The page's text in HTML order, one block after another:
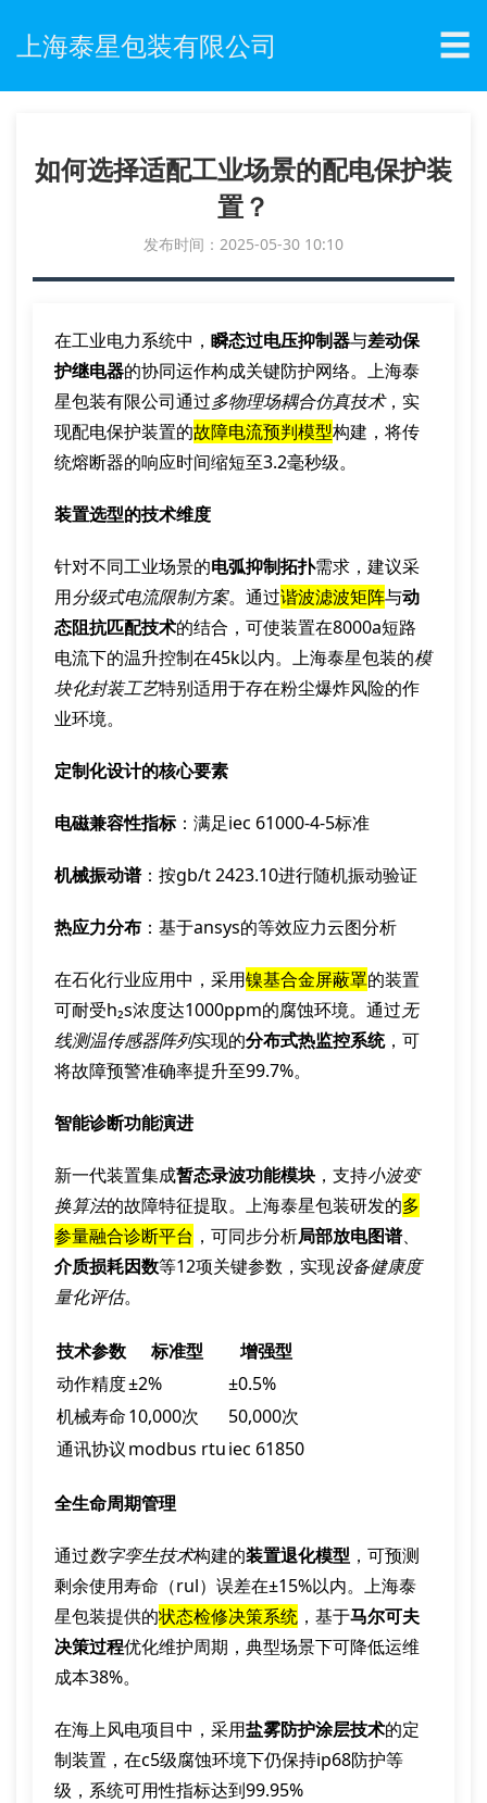
上海泰星包装有限公司 ☰
如何选择适配工业场景的配电保护装
置？
发布时间：2025-05-30 10:10
在工业电力系统中， 瞬态过电压抑制器与差动保
护继电器的协同运作构成关键防护网络。上海泰
星包装有限公司通过多物理场耦合仿真技术，实
现配电保护装置的故障电流预判模型构建，将传
统熔断器的响应时间缩短至3.2毫秒级。
装置选型的技术维度
针对不同工业场景的电弧抑制拓扑需求，建议采
用分级式电流限制方案。通过谐波滤波矩阵与动
态阻抗匹配技术的结合，可使装置在8000a短路
电流下的温升控制在45k以内。上海泰星包装的模
块化封装工艺特别适用于存在粉尘爆炸风险的作
业环境。
定制化设计的核心要素
电磁兼容性指标：满足iec 61000-4-5标准
机械振动谱：按gb/t 2423.10进行随机振动验证
热应力分布 ：基于ansys的等效应力云图分析
在石化行业应用中，采用镍基合金屏蔽罩的装置
可耐受h₂s浓度达1000ppm的腐蚀环境。通过无
线测温传感器阵列实现的分布式热监控系统，可
将故障预警准确率提升至99.7%。
智能诊断功能演进
新一代装置集成暂态录波功能模块 ，支持小波变
换算法的故障特征提取。上海泰星包装研发的多
参量融合诊断平台 ，可同步分析局部放电图谱、
介质损耗因数等12项关键参数，实现设备健康度
量化评估。
技术参数 标准型
增强型
动作精度±2%
±0.5%
机械寿命10,000次
50,000次
通讯协议modbus rtuiec 61850
全生命周期管理
通过数字孪生技术构建的装置退化模型 ，可预测
剩余使用寿命（rul）误差在±15%以内。上海泰
星包装提供的状态检修决策系统 ，基于马尔可夫
决策过程优化维护周期，典型场景下可降低运维
成本38%。
在海上风电项目中，采用盐雾防护涂层技术的定
制装置，在c5级腐蚀环境下仍保持ip68防护等
级，系统可用性指标达到99.95%